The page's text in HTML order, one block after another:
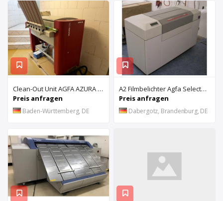
Clean-Out Unit AGFA AZURA C95
Preis anfragen
Baden-Württemberg, DE
A2 Filmbelichter Agfa Selectset 7000
Preis anfragen
Dabergotz, Brandenburg, DE